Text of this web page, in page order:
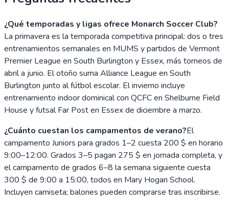
¿Qué temporadas y ligas ofrece Monarch Soccer Club?
La primavera es la temporada competitiva principal: dos o tres
entrenamientos semanales en MUMS y partidos de Vermont
Premier League en South Burlington y Essex, más torneos de
abril a junio. El otoño suma Alliance League en South
Burlington junto al fútbol escolar. El invierno incluye
entrenamiento indoor dominical con QCFC en Shelburne Field
House y futsal Far Post en Essex de diciembre a marzo.
¿Cuánto cuestan los campamentos de verano?El
campamento Juniors para grados 1–2 cuesta 200 $ en horario
9:00–12:00. Grados 3–5 pagan 275 $ en jornada completa, y
el campamento de grados 6–8 la semana siguiente cuesta
300 $ de 9:00 a 15:00, todos en Mary Hogan School.
Incluyen camiseta; balones pueden comprarse tras inscribirse.